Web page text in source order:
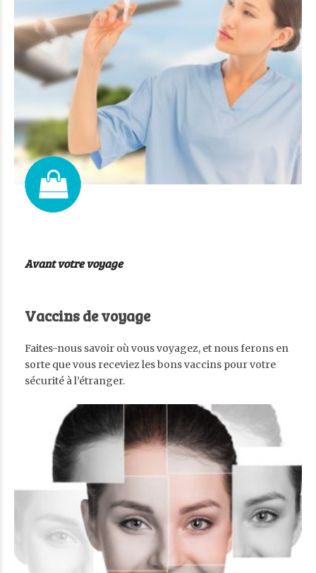
Avant votre voyage
Vaccins de voyage
Faites-nous savoir où vous voyagez, et nous ferons en
sorte que vous receviez les bons vaccins pour votre
sécurité à l’étranger.